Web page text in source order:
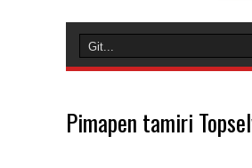
Pimapen tamiri